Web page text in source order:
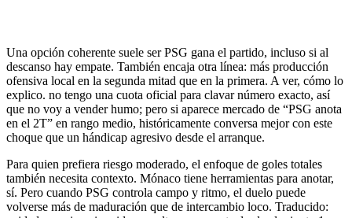
Una opción coherente suele ser PSG gana el partido, incluso si al
descanso hay empate. También encaja otra línea: más producción
ofensiva local en la segunda mitad que en la primera. A ver, cómo lo
explico. no tengo una cuota oficial para clavar número exacto, así
que no voy a vender humo; pero si aparece mercado de “PSG anota
en el 2T” en rango medio, históricamente conversa mejor con este
choque que un hándicap agresivo desde el arranque.
Para quien prefiera riesgo moderado, el enfoque de goles totales
también necesita contexto. Mónaco tiene herramientas para anotar,
sí. Pero cuando PSG controla campo y ritmo, el duelo puede
volverse más de maduración que de intercambio loco. Traducido: